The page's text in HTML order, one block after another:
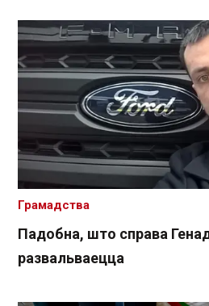
Падобна, што справа
развальваецца
Грамадства